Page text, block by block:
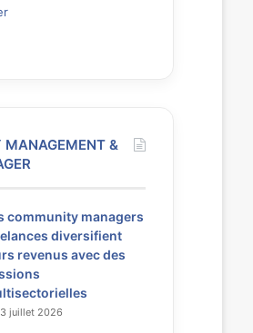
&
community managers
diversifient
revenus avec des
juillet 2026